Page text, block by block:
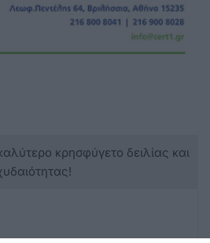
κρησφύγετο δειλίας και